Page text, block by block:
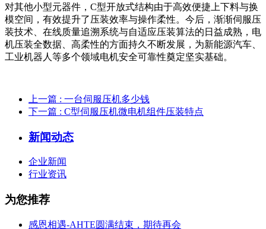
对其他小型元器件，C型开放式结构由于高效便捷上下料与换
模空间，有效提升了压装效率与操作柔性。今后，渐渐伺服压
装技术、在线质量追溯系统与自适应压装算法的日益成熟，电
机压装全数据、高柔性的方面持久不断发展，为新能源汽车、
工业机器人等多个领域电机安全可靠性奠定坚实基础。
上一篇 : 一台伺服压机多少钱
下一篇 : C型伺服压机微电机组件压装特点
新闻动态
企业新闻
行业资讯
为您推荐
感恩相遇-AHTE圆满结束，期待再会